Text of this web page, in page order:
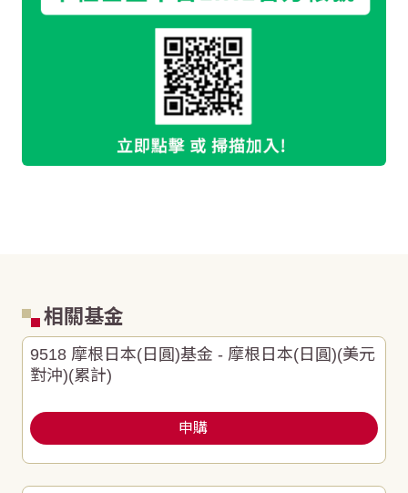
相關基金
9518 摩根日本(日圓)基金 - 摩根日本(日圓)(美元
對沖)(累計)
申購